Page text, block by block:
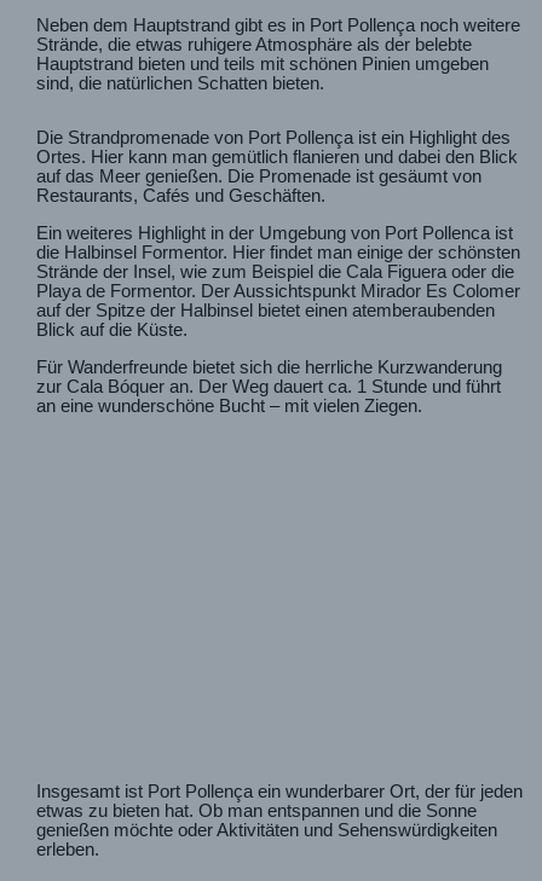
Neben dem Hauptstrand gibt es in Port Pollença noch weitere
Strände, die etwas ruhigere Atmosphäre als der belebte
Hauptstrand bieten und teils mit schönen Pinien umgeben
sind, die natürlichen Schatten bieten.
Die Strandpromenade von Port Pollença ist ein Highlight des
Ortes. Hier kann man gemütlich flanieren und dabei den Blick
auf das Meer genießen. Die Promenade ist gesäumt von
Restaurants, Cafés und Geschäften.
Ein weiteres Highlight in der Umgebung von Port Pollenca ist
die Halbinsel Formentor. Hier findet man einige der schönsten
Strände der Insel, wie zum Beispiel die Cala Figuera oder die
Playa de Formentor. Der Aussichtspunkt Mirador Es Colomer
auf der Spitze der Halbinsel bietet einen atemberaubenden
Blick auf die Küste.
Für Wanderfreunde bietet sich die herrliche Kurzwanderung
zur Cala Bóquer an. Der Weg dauert ca. 1 Stunde und führt
an eine wunderschöne Bucht – mit vielen Ziegen.
Insgesamt ist Port Pollença ein wunderbarer Ort, der für jeden
etwas zu bieten hat. Ob man entspannen und die Sonne
genießen möchte oder Aktivitäten und Sehenswürdigkeiten
erleben.